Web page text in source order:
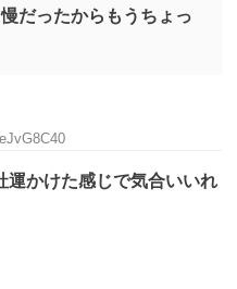
だったからもうちょっ
運かけた感じで気合いいれ